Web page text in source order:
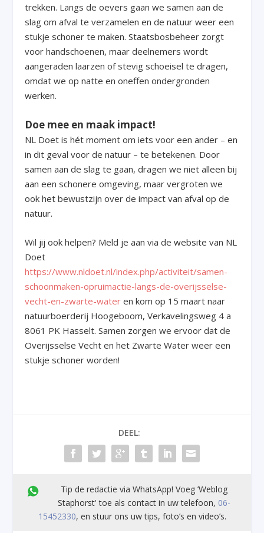
trekken. Langs de oevers gaan we samen aan de
slag om afval te verzamelen en de natuur weer een
stukje schoner te maken. Staatsbosbeheer zorgt
voor handschoenen, maar deelnemers wordt
aangeraden laarzen of stevig schoeisel te dragen,
omdat we op natte en oneffen ondergronden
werken.
Doe mee en maak impact!
NL Doet is hét moment om iets voor een ander – en
in dit geval voor de natuur – te betekenen. Door
samen aan de slag te gaan, dragen we niet alleen bij
aan een schonere omgeving, maar vergroten we
ook het bewustzijn over de impact van afval op de
natuur.
Wil jij ook helpen? Meld je aan via de website van NL
Doet
https://www.nldoet.nl/index.php/activiteit/samen-
schoonmaken-opruimactie-langs-de-overijsselse-
vecht-en-zwarte-water en kom op 15 maart naar
natuurboerderij Hoogeboom, Verkavelingsweg 4 a
8061 PK Hasselt. Samen zorgen we ervoor dat de
Overijsselse Vecht en het Zwarte Water weer een
stukje schoner worden!
DEEL:
Tip de redactie via WhatsApp! Voeg ’Weblog
Staphorst' toe als contact in uw telefoon, 06-
15452330, en stuur ons uw tips, foto’s en video’s.